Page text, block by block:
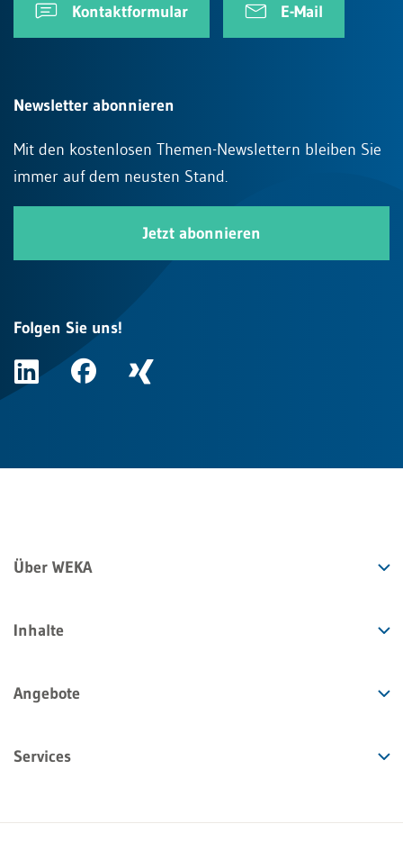
Kontaktformular E-Mail
Newsletter abonnieren
Mit den kostenlosen Themen-Newslettern bleiben Sie
immer auf dem neusten Stand.
Jetzt abonnieren
Folgen Sie uns!
Über WEKA
Inhalte
Angebote
Services